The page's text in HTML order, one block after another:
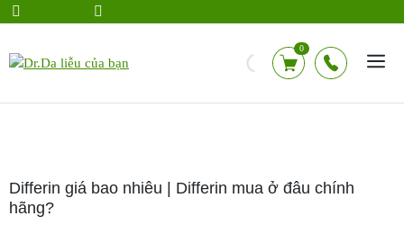
Chuyển
dung
0
Differin giá bao nhiêu | Differin mua ở đâu chính
hãng?